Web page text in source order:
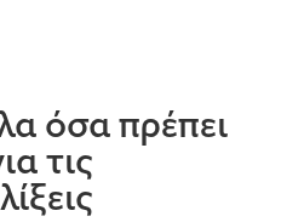
όσα πρέπει
τις